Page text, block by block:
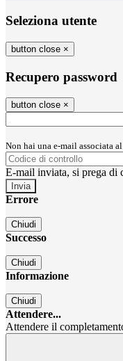
Seleziona utente
button close ×
Recupero password
button close ×
Non hai una e-mail associata
E-mail inviata, si prega di
Errore
Chiudi
Successo
Chiudi
Informazione
Chiudi
Attendere...
Attendere il